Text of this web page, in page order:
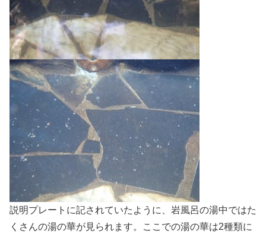
説明プレートに記されていたように、岩風呂の湯中ではた
くさんの湯の華が見られます。ここでの湯の華は2種類に